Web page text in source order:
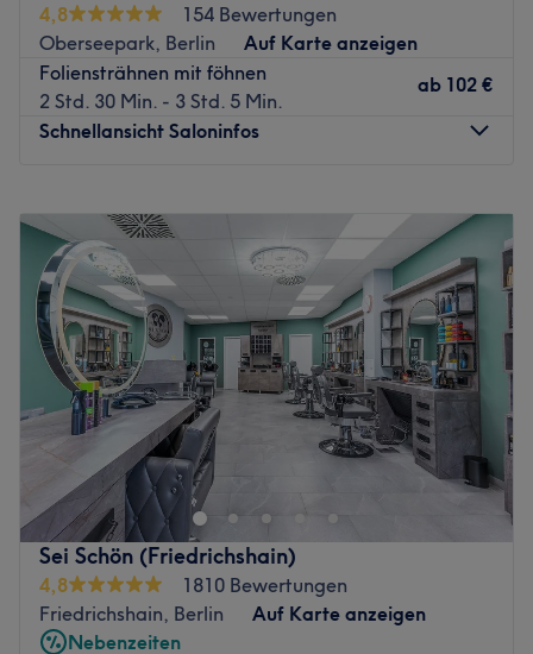
4,8
154 Bewertungen
Oberseepark, Berlin
Auf Karte anzeigen
Foliensträhnen mit föhnen
2 Std. 30 Min. - 3 Std. 5 Min.
ab 102 €
Schnellansicht Saloninfos
Dienstag
20:00
Mittwoch
09:00–20:00
Donnerstag
09:00–20:00
Freitag
09:00 –20:00
Samstag
09:00–20:00
Sonntag
Geschlossen
Mato Haarstudio ist ein moderner Friseursalon, der
Damen und Herren eine hochwertige und individuelle
Haarpflege bietet. Unser Salon verbindet zeitgemäßes
Design mit einer warmen, einladenden Atmosphäre. Wir
legen großen Wert auf präzise Haarschnitte, typgerechte
Beratung und gepflegtes Styling – von klassischen Looks
bis zu aktuellen Trends. Jeder Besuch soll sich persönlich,
professionell und entspannt anfühlen.
Sei Schön (Friedrichshain)
4,8
1810 Bewertungen
Friedrichshain, Berlin
Auf Karte anzeigen
Nebenzeiten